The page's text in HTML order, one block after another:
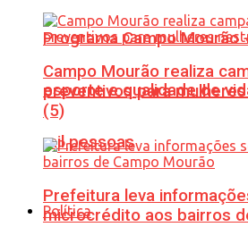
Programa Campo Mourão
esporte e qualidade de
mil pessoas
Política
Campo Mourão realiza
preventivos para
(5)
Prefeitura leva
microcrédito aos bairros